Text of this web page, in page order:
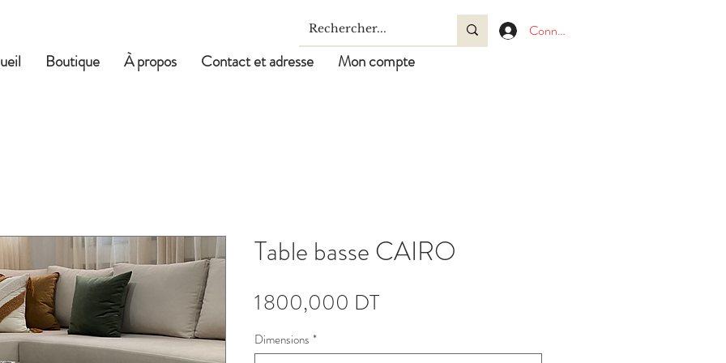
Boutique À propos Contact et adresse Mon compte
Connexion
Table basse CAIRO
1 800,000 DTPrix
Dimensions *